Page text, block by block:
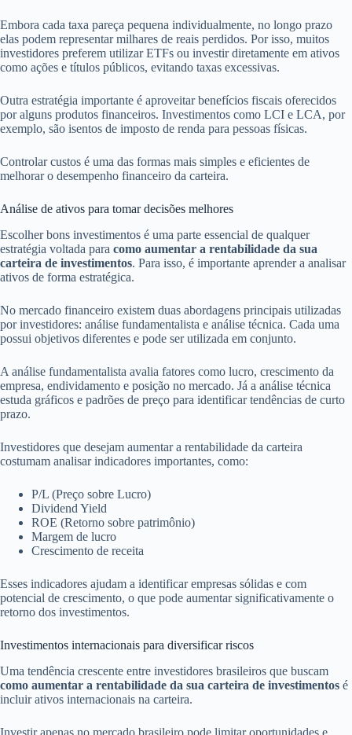
Embora cada taxa pareça pequena individualmente, no longo prazo
elas podem representar milhares de reais perdidos. Por isso, muitos
investidores preferem utilizar ETFs ou investir diretamente em ativos
como ações e títulos públicos, evitando taxas excessivas.
Outra estratégia importante é aproveitar benefícios fiscais oferecidos
por alguns produtos financeiros. Investimentos como LCI e LCA, por
exemplo, são isentos de imposto de renda para pessoas físicas.
Controlar custos é uma das formas mais simples e eficientes de
melhorar o desempenho financeiro da carteira.
Análise de ativos para tomar decisões melhores
Escolher bons investimentos é uma parte essencial de qualquer
estratégia voltada para como aumentar a rentabilidade da sua
carteira de investimentos. Para isso, é importante aprender a analisar
ativos de forma estratégica.
No mercado financeiro existem duas abordagens principais utilizadas
por investidores: análise fundamentalista e análise técnica. Cada uma
possui objetivos diferentes e pode ser utilizada em conjunto.
A análise fundamentalista avalia fatores como lucro, crescimento da
empresa, endividamento e posição no mercado. Já a análise técnica
estuda gráficos e padrões de preço para identificar tendências de curto
prazo.
Investidores que desejam aumentar a rentabilidade da carteira
costumam analisar indicadores importantes, como:
P/L (Preço sobre Lucro)
Dividend Yield
ROE (Retorno sobre patrimônio)
Margem de lucro
Crescimento de receita
Esses indicadores ajudam a identificar empresas sólidas e com
potencial de crescimento, o que pode aumentar significativamente o
retorno dos investimentos.
Investimentos internacionais para diversificar riscos
Uma tendência crescente entre investidores brasileiros que buscam
como aumentar a rentabilidade da sua carteira de investimentos é
incluir ativos internacionais na carteira.
Investir apenas no mercado brasileiro pode limitar oportunidades e